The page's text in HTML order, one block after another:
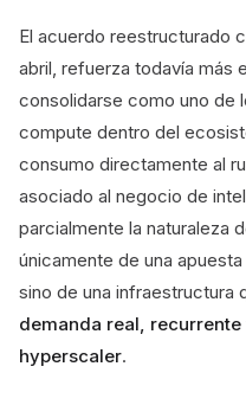
El acuerdo reestructurado
abril, refuerza todavía más
consolidarse como uno de
compute dentro del
consumo directamente al
asociado al negocio de
parcialmente la naturaleza
únicamente de una
sino de una infraestructura
demanda real,
hyperscaler.